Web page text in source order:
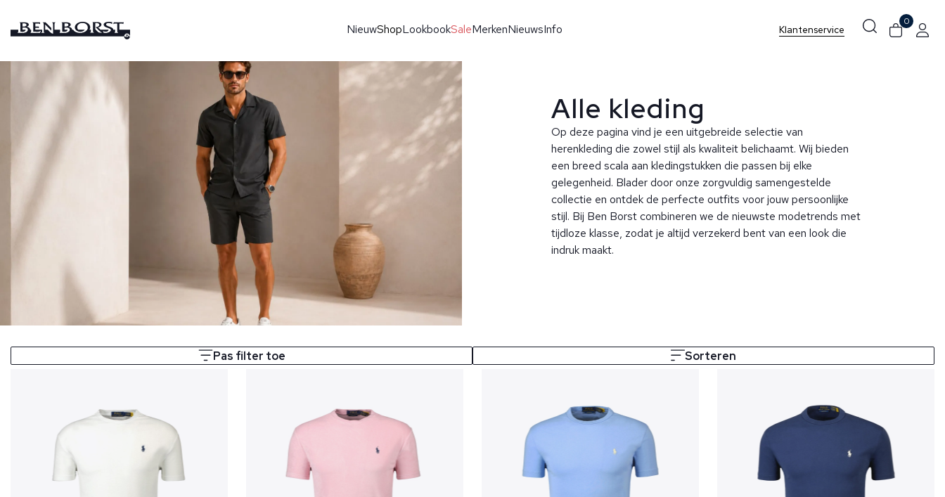
NieuwShopLookbookSaleMerkenNieuwsInfo Klantenservice
0
Alle kleding
Op deze pagina vind je een uitgebreide selectie van
herenkleding die zowel stijl als kwaliteit belichaamt. Wij bieden
een breed scala aan kledingstukken die passen bij elke
gelegenheid. Blader door onze zorgvuldig samengestelde
collectie en ontdek de perfecte outfits voor jouw persoonlijke
stijl. Bij Ben Borst combineren we de nieuwste modetrends met
tijdloze klasse, zodat je altijd verzekerd bent van een look die
indruk maakt.
Pas filter toe Sorteren